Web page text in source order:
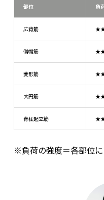
部位 負
広背筋
僧帽筋
菱形筋
大円筋
脊柱起立筋
※負荷の強度＝各部位